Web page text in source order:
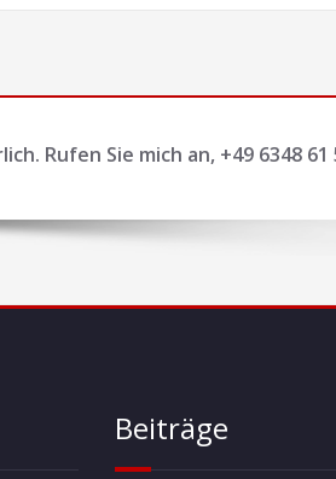
Rufen Sie mich an, +49 6348
Beiträge